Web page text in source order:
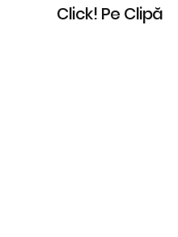
Click! Pe Clipă